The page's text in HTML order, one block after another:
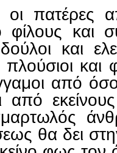
οι πατέρες
φίλους και
και
πλούσιοι
από
από
θα δει